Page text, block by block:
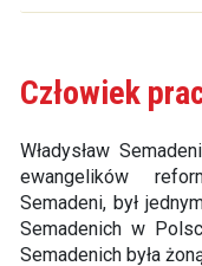
Człowiek
Władysław
ewangelików
Semadeni, był
Semadenich w
Semadenich była